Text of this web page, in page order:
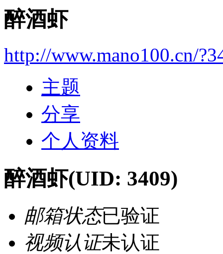
醉酒虾
http://www.mano100.cn/
主题
分享
个人资料
醉酒虾(UID: 3409)
邮箱状态已验证
视频认证未认证